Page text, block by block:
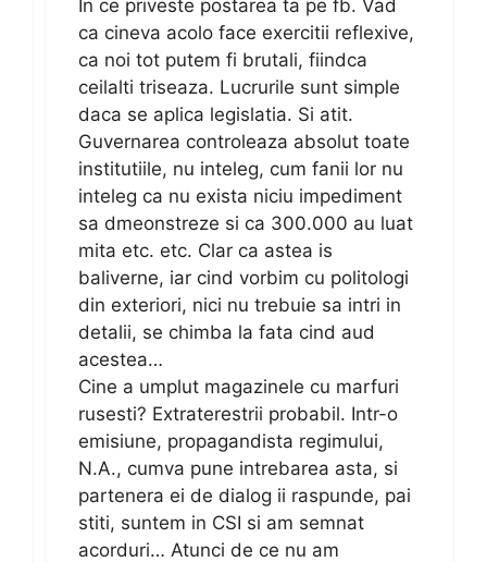
In ce priveste postarea ta pe fb. Vad
ca cineva acolo face exercitii reflexive,
ca noi tot putem fi brutali, fiindca
ceilalti triseaza. Lucrurile sunt simple
daca se aplica legislatia. Si atit.
Guvernarea controleaza absolut toate
institutiile, nu inteleg, cum fanii lor nu
inteleg ca nu exista niciu impediment
sa dmeonstreze si ca 300.000 au luat
mita etc. etc. Clar ca astea is
baliverne, iar cind vorbim cu politologi
din exteriori, nici nu trebuie sa intri in
detalii, se chimba la fata cind aud
acestea…
Cine a umplut magazinele cu marfuri
rusesti? Extraterestrii probabil. Intr-o
emisiune, propagandista regimului,
N.A., cumva pune intrebarea asta, si
partenera ei de dialog ii raspunde, pai
stiti, suntem in CSI si am semnat
acorduri… Atunci de ce nu am